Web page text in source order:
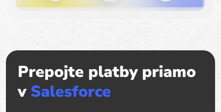
Prepojte platby priamo
v Salesforce